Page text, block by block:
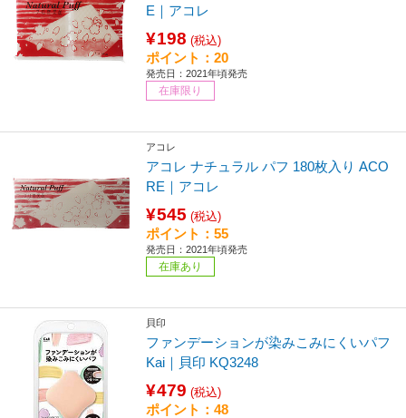
E｜アコレ
¥198 (税込)
ポイント：20
発売日：2021年頃発売
在庫限り
アコレ
アコレ ナチュラル パフ 180枚入り ACO
RE｜アコレ
¥545 (税込)
ポイント：55
発売日：2021年頃発売
在庫あり
貝印
ファンデーションが染みこみにくいパフ
Kai｜貝印 KQ3248
¥479 (税込)
ポイント：48